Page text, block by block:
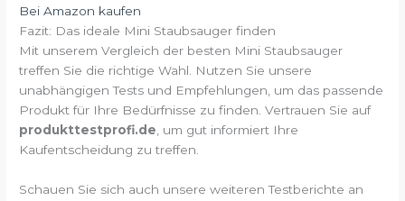
Bei Amazon kaufen
Fazit: Das ideale Mini Staubsauger finden
Mit unserem Vergleich der besten Mini Staubsauger
treffen Sie die richtige Wahl. Nutzen Sie unsere
unabhängigen Tests und Empfehlungen, um das passende
Produkt für Ihre Bedürfnisse zu finden. Vertrauen Sie auf
produkttestprofi.de, um gut informiert Ihre
Kaufentscheidung zu treffen.
Schauen Sie sich auch unsere weiteren Testberichte an